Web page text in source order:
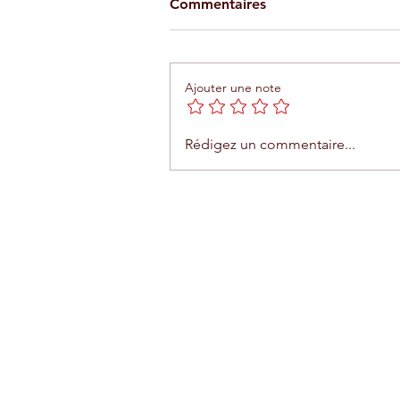
Téléphérique d'Agadir : une
expérience unique entre
Commentaires
Ajouter une note
Rédigez un commentaire...